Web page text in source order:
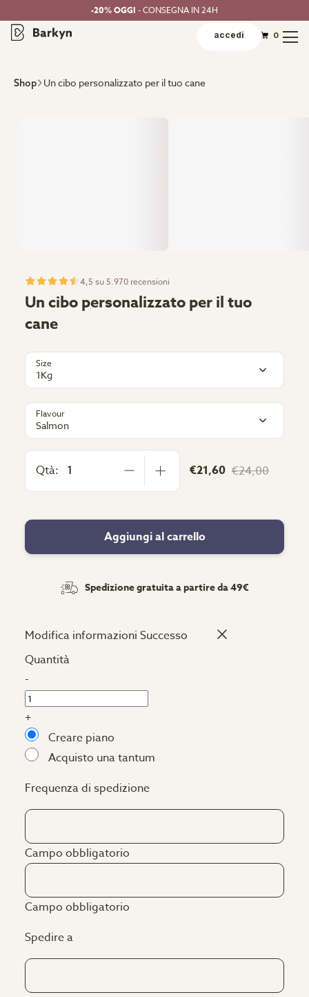
-20% OGGI - CONSEGNA IN 24H
accedi 0
Shop Un cibo personalizzato per il tuo cane
4,5 su 5.970 recensioni
Un cibo personalizzato per il tuo
cane
Size
1Kg
Flavour
Salmon
Qtà: €21,60 €24,00
Aggiungi al carrello
Spedizione gratuita a partire da 49€
Modifica informazioni Successo
Quantità
-
+
Creare piano
Acquisto una tantum
Frequenza di spedizione
Campo obbligatorio
Campo obbligatorio
Spedire a